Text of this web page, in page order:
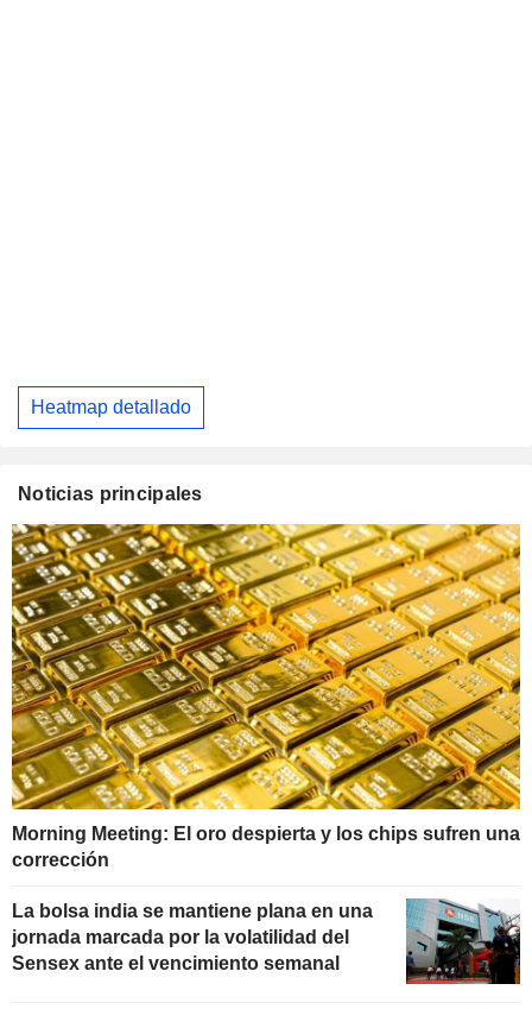
Heatmap detallado
Noticias principales
Morning Meeting: El oro despierta y los chips sufren una
corrección
La bolsa india se mantiene plana en una
jornada marcada por la volatilidad del
Sensex ante el vencimiento semanal